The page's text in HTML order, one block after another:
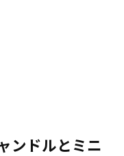
ンドルとミニ